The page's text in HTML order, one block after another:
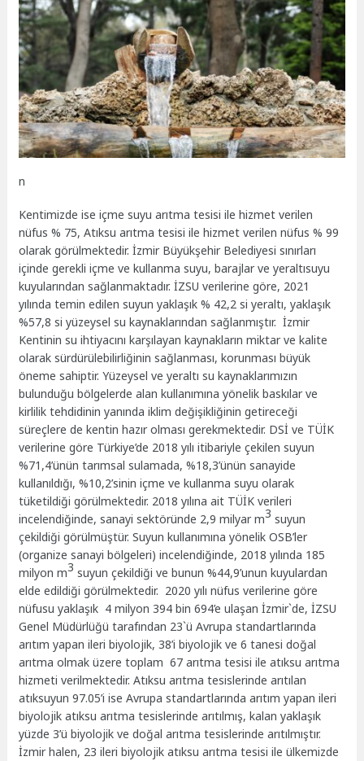
n
Kentimizde ise içme suyu arıtma tesisi ile hizmet verilen
nüfus % 75, Atıksu arıtma tesisi ile hizmet verilen nüfus % 99
olarak görülmektedir. İzmir Büyükşehir Belediyesi sınırları
içinde gerekli içme ve kullanma suyu, barajlar ve yeraltısuyu
kuyularından sağlanmaktadır. İZSU verilerine göre, 2021
yılında temin edilen suyun yaklaşık % 42,2 si yeraltı, yaklaşık
%57,8 si yüzeysel su kaynaklarından sağlanmıştır. İzmir
Kentinin su ihtiyacını karşılayan kaynakların miktar ve kalite
olarak sürdürülebilirliğinin sağlanması, korunması büyük
öneme sahiptir. Yüzeysel ve yeraltı su kaynaklarımızın
bulunduğu bölgelerde alan kullanımına yönelik baskılar ve
kirlilik tehdidinin yanında iklim değişikliğinin getireceği
süreçlere de kentin hazır olması gerekmektedir. DSİ ve TÜİK
verilerine göre Türkiye’de 2018 yılı itibariyle çekilen suyun
%71,4’ünün tarımsal sulamada, %18,3’ünün sanayide
kullanıldığı, %10,2’sinin içme ve kullanma suyu olarak
tüketildiği görülmektedir. 2018 yılına ait TÜİK verileri
incelendiğinde, sanayi sektöründe 2,9 milyar m3 suyun
çekildiği görülmüştür. Suyun kullanımına yönelik OSB’ler
(organize sanayi bölgeleri) incelendiğinde, 2018 yılında 185
milyon m3 suyun çekildiği ve bunun %44,9’unun kuyulardan
elde edildiği görülmektedir. 2020 yılı nüfus verilerine göre
nüfusu yaklaşık 4 milyon 394 bin 694’e ulaşan İzmir`de, İZSU
Genel Müdürlüğü tarafından 23`ü Avrupa standartlarında
arıtım yapan ileri biyolojik, 38’i biyolojik ve 6 tanesi doğal
arıtma olmak üzere toplam 67 arıtma tesisi ile atıksu arıtma
hizmeti verilmektedir. Atıksu arıtma tesislerinde arıtılan
atıksuyun 97.05’i ise Avrupa standartlarında arıtım yapan ileri
biyolojik atıksu arıtma tesislerinde arıtılmış, kalan yaklaşık
yüzde 3’ü biyolojik ve doğal arıtma tesislerinde arıtılmıştır.
İzmir halen, 23 ileri biyolojik atıksu arıtma tesisi ile ülkemizde